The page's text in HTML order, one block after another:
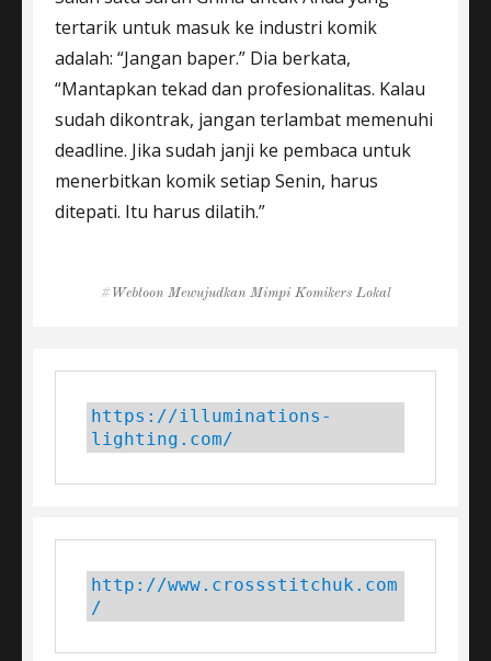
tertarik untuk masuk ke industri komik
adalah: “Jangan baper.” Dia berkata,
“Mantapkan tekad dan profesionalitas. Kalau
sudah dikontrak, jangan terlambat memenuhi
deadline. Jika sudah janji ke pembaca untuk
menerbitkan komik setiap Senin, harus
ditepati. Itu harus dilatih.”
TagsWebtoon Mewujudkan Mimpi Komikers Lokal
https://illuminations-
lighting.com/
http://www.crossstitchuk.com
/